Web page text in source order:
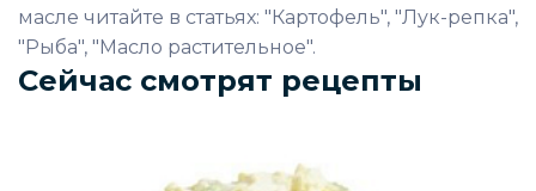
масле читайте в статьях: "Картофель", "Лук-репка",
"Рыба", "Масло растительное".
Сейчас смотрят рецепты